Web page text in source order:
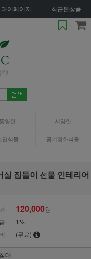
마이페이지 최근본상품
동양란 서양란
엽식물 공기정화식물
집들이 선물 인테리어
120,000원
1%
(무료)
대